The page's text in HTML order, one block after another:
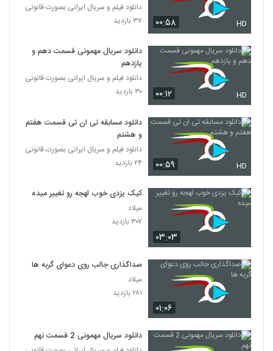
۰۰:۵۸ HD
دانلود فیلم و سریال ایرانی بصورت قانونی
۳۷ بازدید
۰۰:۱۲ HD
دانلود سریال مهمونی قسمت دهم و
یازدهم
دانلود فیلم و سریال ایرانی بصورت قانونی
۳۰ بازدید
۰۰:۵۹ HD
دانلود مسابقه تی ان تی قسمت هفتم
و هشتم
دانلود فیلم و سریال ایرانی بصورت قانونی
۲۴ بازدید
۰۳:۰۳
کیک یزدی خوب لهجه رو تغییر میده
میلاد
۳۰۷ بازدید
۰۱:۰۶
صداگذاری جالب روی دعوای گربه ها
میلاد
۲۸۱ بازدید
دانلود سریال مهمونی 2 قسمت نهم